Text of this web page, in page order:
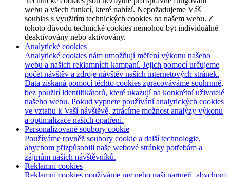
webu a všech funkcí, které nabízí. Nepožadujeme Váš
souhlas s využitím technických cookies na našem webu. Z
tohoto důvodu technické cookies nemohou být individuálně
deaktivovány nebo aktivovány.
Analytické cookies
Analytické cookies nám umožňují měření výkonu našeho
webu a našich reklamních kampaní. Jejich pomocí určujeme
počet návštěv a zdroje návštěv našich internetových stránek.
Data získaná pomocí těchto cookies zpracováváme souhrnně,
bez použití identifikátorů, které ukazují na konkrétní uživatelé
našeho webu. Pokud vypnete používání analytických cookies
ve vztahu k Vaší návštěvě, ztrácíme možnost analýzy výkonu
a optimalizace našich opatření.
Personalizované soubory cookie
Používáme rovněž soubory cookie a další technologie,
abychom přizpůsobili naše webové stránky potřebám a
zájmům našich návštěvníků.
Reklamní cookies
Reklamní cookies používáme my nebo naši partneři, abychom